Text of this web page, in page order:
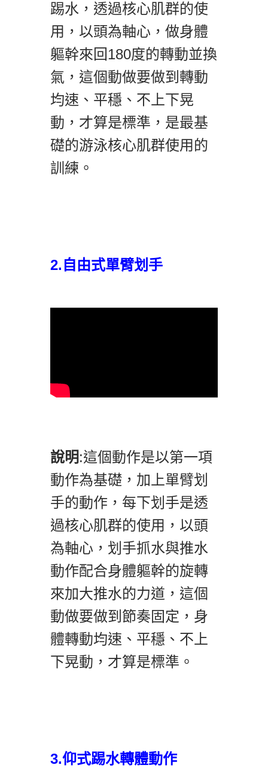
踢水，透過核心肌群的使
用，以頭為軸心，做身體
軀幹來回180度的轉動並換
氣，這個動做要做到轉動
均速、平穩、不上下晃
動，才算是標準，是最基
礎的游泳核心肌群使用的
訓練。
2.自由式單臂划手
說明:這個動作是以第一項
動作為基礎，加上單臂划
手的動作，每下划手是透
過核心肌群的使用，以頭
為軸心，划手抓水與推水
動作配合身體軀幹的旋轉
來加大推水的力道，這個
動做要做到節奏固定，身
體轉動均速、平穩、不上
下晃動，才算是標準。
3.仰式踢水轉體動作